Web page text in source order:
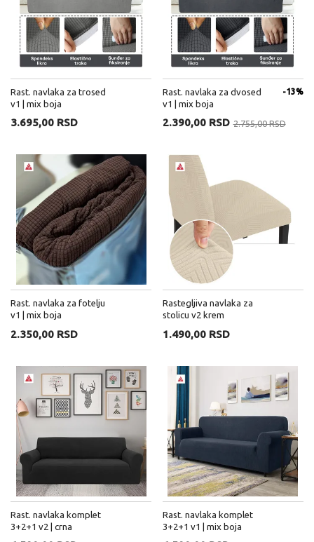
Rast. navlaka za trosed
v1 | mix boja
3.695,00 RSD
Rast. navlaka za dvosed
v1 | mix boja
-13%
2.390,00 RSD 2.755,00 RSD
Rast. navlaka za fotelju
v1 | mix boja
2.350,00 RSD
Rastegljiva navlaka za
stolicu v2 krem
1.490,00 RSD
Rast. navlaka komplet
3+2+1 v2 | crna
Rast. navlaka komplet
3+2+1 v1 | mix boja